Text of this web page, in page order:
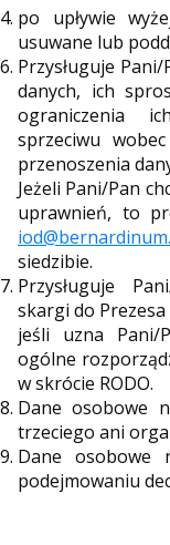
po upływie
usuwane lub
Przysługuje
danych, ich
ograniczenia
sprzeciwu
przenoszenia
Jeżeli Pani/Pan
uprawnień, to
siedzibie.
Przysługuje
skargi do
jeśli uzna Pani/
ogólne
w skrócie RODO.
Dane osobowe
trzeciego ani
Dane osobowe
podejmowaniu